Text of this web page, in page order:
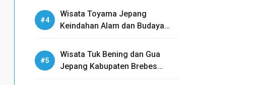
Wisata Toyama Jepang
Keindahan Alam dan Budaya
Wisata Tuk Bening dan Gua
Jepang Kabupaten Brebes